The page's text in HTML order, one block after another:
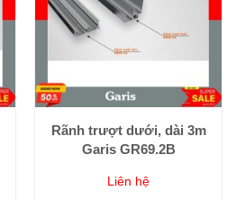
Rãnh trượt dưới, dài 3m
Garis GR69.2B
Liên hệ